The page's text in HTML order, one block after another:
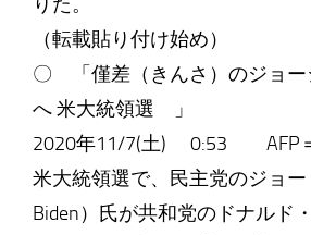
（転載貼り付け始め）
〇 「僅差（きんさ）のジョー
へ 米大統領選 」
2020年11/7(土) 0:53 AFP
米大統領選で、民主党のジョー
Biden）氏が共和党のドナルド